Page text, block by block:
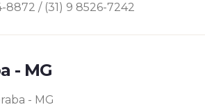
8872 / (31) 9 8526-7242
- MG
- MG